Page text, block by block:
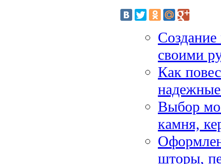
своими
Как
Выбор
камня,
шторы,